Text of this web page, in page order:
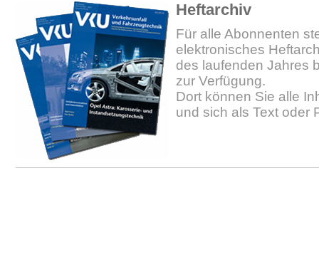
Heftarchiv
Für alle Abonnenten
elektronisches
des laufenden Jahres
zur Verfügung.
Dort können Sie alle
und sich als Text oder